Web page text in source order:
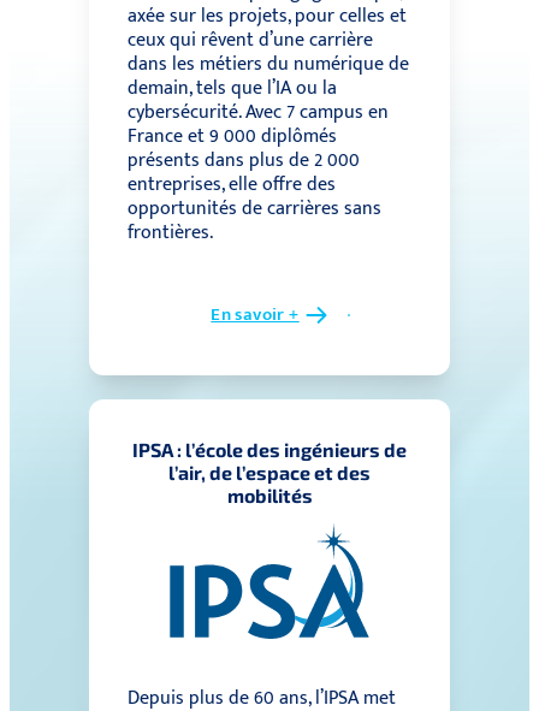
axée sur les projets, pour celles et
ceux qui rêvent d’une carrière
dans les métiers du numérique de
demain, tels que l’IA ou la
cybersécurité. Avec 7 campus en
France et 9 000 diplômés
présents dans plus de 2 000
entreprises, elle offre des
opportunités de carrières sans
frontières.
En savoir +
IPSA : l’école des ingénieurs de
l’air, de l’espace et des
mobilités
Depuis plus de 60 ans, l’IPSA met